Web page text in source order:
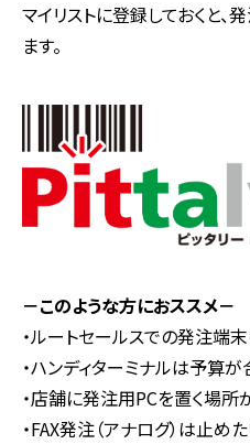
マイリストに登録しておくと
ます。
－このような方におススメ－
・ルートセールスでの発注端
・ハンディターミナルは予算
・店舗に発注用PCを置く場所
・FAX発注（アナログ）は止め